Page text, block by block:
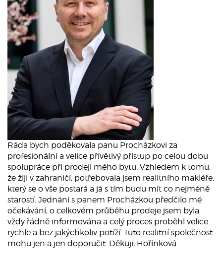
Ráda bych poděkovala panu Procházkovi za
profesionální a velice přívětivý přístup po celou dobu
spolupráce při prodeji mého bytu. Vzhledem k tomu,
že žiji v zahraničí, potřebovala jsem realitního makléře,
který se o vše postará a já s tím budu mít co nejméně
starostí. Jednání s panem Procházkou předčilo mé
očekávání, o celkovém průběhu prodeje jsem byla
vždy řádně informována a celý proces proběhl velice
rychle a bez jakýchkoliv potíží. Tuto realitní společnost
mohu jen a jen doporučit. Děkuji, Hořínková.